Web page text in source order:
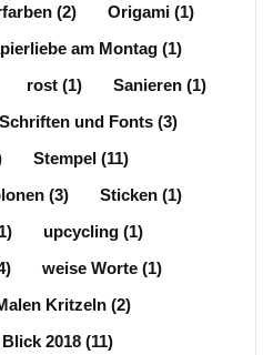
(2) Origami(1)
am Montag (1)
rost (1) Sanieren (1)
Schriften und Fonts (3)
Stempel(11)
(3) Sticken(1)
upcycling(1)
weise Worte (1)
Kritzeln(2)
2018 (11)